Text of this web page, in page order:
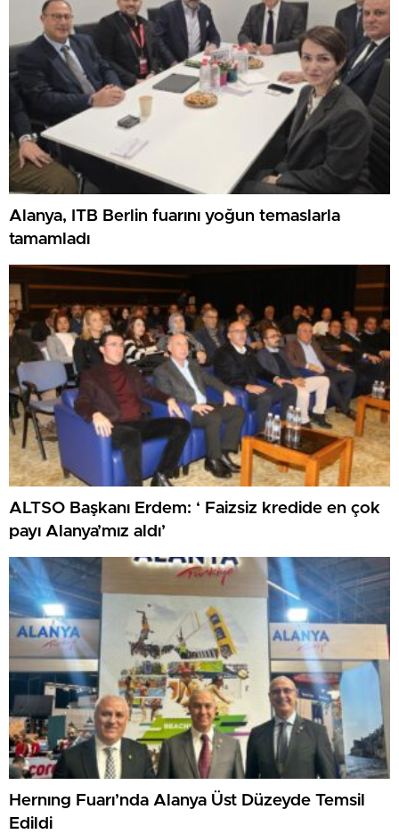
Alanya, ITB Berlin fuarını yoğun temaslarla
tamamladı
ALTSO Başkanı Erdem: ‘ Faizsiz kredide en çok
payı Alanya’mız aldı’
Hernıng Fuarı’nda Alanya Üst Düzeyde Temsil
Edildi